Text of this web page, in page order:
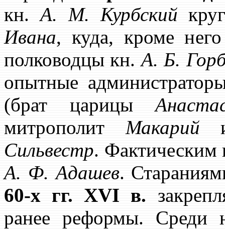
кн.А. М. Курбский
Ивана, куда, кроме
полководцы кн.А. Б.
опытные
(брат царицы
митрополит Макарий
Сильвестр. Фактическим
А. Ф. Адашев.
60-х гг. XVI в.
ранее реформы.